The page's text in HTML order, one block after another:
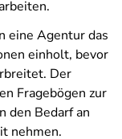
eine Agentur das
einholt, bevor
Der
Fragebögen zur
den Bedarf an
nehmen.